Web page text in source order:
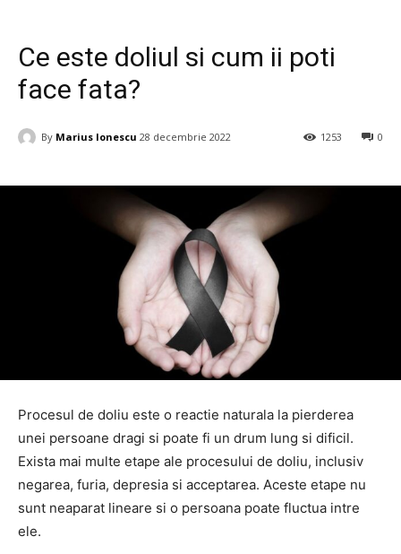
Ce este doliul si cum ii poti
face fata?
By Marius Ionescu 28 decembrie 2022 0
1253
Procesul de doliu este o reactie naturala la pierderea
unei persoane dragi si poate fi un drum lung si dificil.
Exista mai multe etape ale procesului de doliu, inclusiv
negarea, furia, depresia si acceptarea. Aceste etape nu
sunt neaparat lineare si o persoana poate fluctua intre
ele.